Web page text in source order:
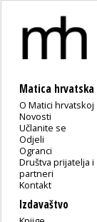
Matica hrvatska
O Matici hrvatskoj
Novosti
Učlanite se
Odjeli
Ogranci
Društva prijatelja i
partneri
Kontakt
Izdavaštvo